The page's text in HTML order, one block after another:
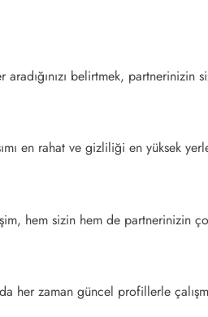
belirtmek, partnerinizin
en rahat ve gizliliği en yüksek
hem sizin hem de partnerinizin
zaman güncel profillerle